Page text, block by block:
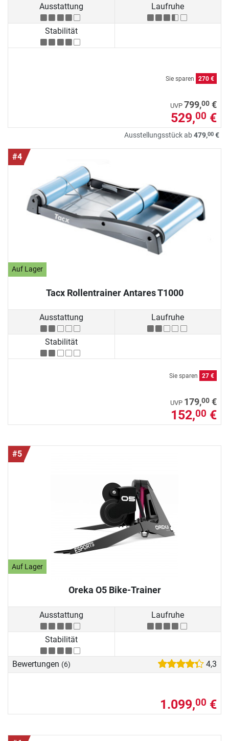
Ausstattung Laufruhe
Stabilität
Sie sparen 270 €
UVP 799,00 €
529,00 €
Ausstellungsstück ab479,00 €
#4
Auf Lager
Tacx Rollentrainer Antares T1000
Ausstattung Laufruhe
Stabilität
Sie sparen 27 €
UVP 179,00 €
152,00 €
#5
Auf Lager
Oreka O5 Bike-Trainer
Ausstattung Laufruhe
Stabilität
Bewertungen (6) 4,3
1.099,00 €